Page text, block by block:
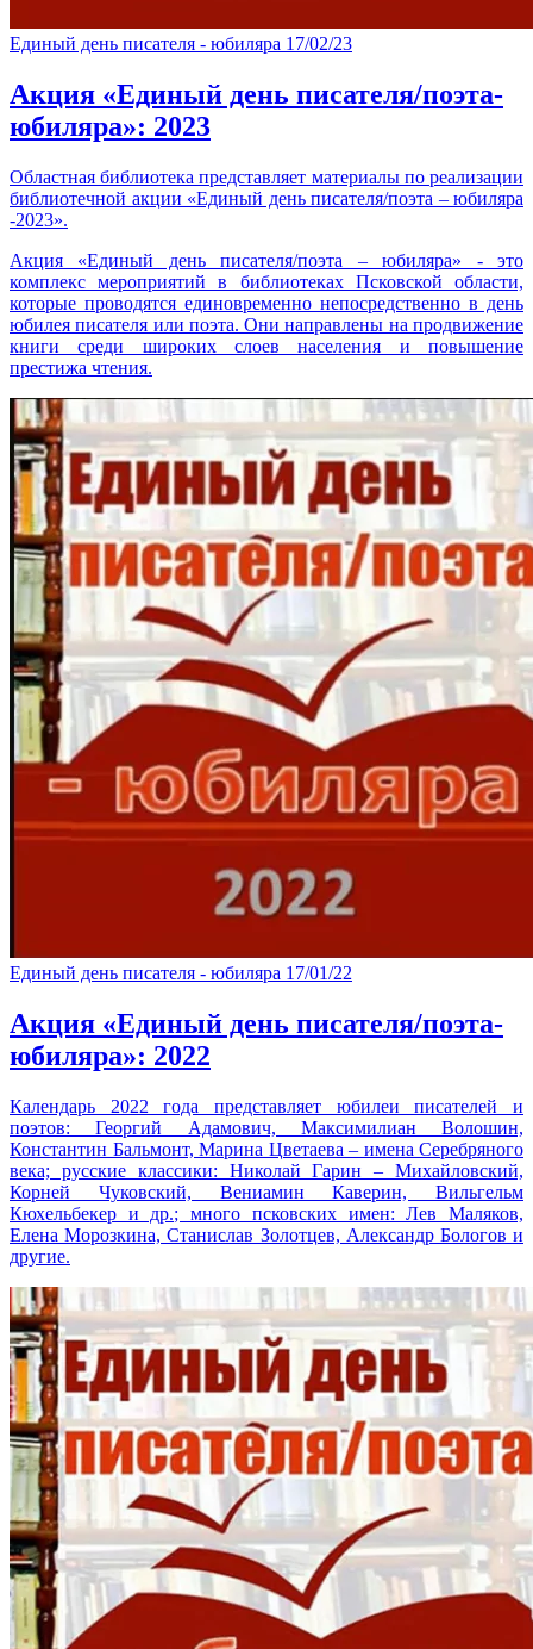
Единый день писателя - юбиляра 17/02/23
Акция «Единый день писателя/поэта-
юбиляра»: 2023
Областная библиотека представляет материалы по реализации
библиотечной акции «Единый день писателя/поэта – юбиляра
-2023».
Акция «Единый день писателя/поэта – юбиляра» - это
комплекс мероприятий в библиотеках Псковской области,
которые проводятся единовременно непосредственно в день
юбилея писателя или поэта. Они направлены на продвижение
книги среди широких слоев населения и повышение
престижа чтения.
Единый день писателя - юбиляра 17/01/22
Акция «Единый день писателя/поэта-
юбиляра»: 2022
Календарь 2022 года представляет юбилеи писателей и
поэтов: Георгий Адамович, Максимилиан Волошин,
Константин Бальмонт, Марина Цветаева – имена Серебряного
века; русские классики: Николай Гарин – Михайловский,
Корней Чуковский, Вениамин Каверин, Вильгельм
Кюхельбекер и др.; много псковских имен: Лев Маляков,
Елена Морозкина, Станислав Золотцев, Александр Бологов и
другие.